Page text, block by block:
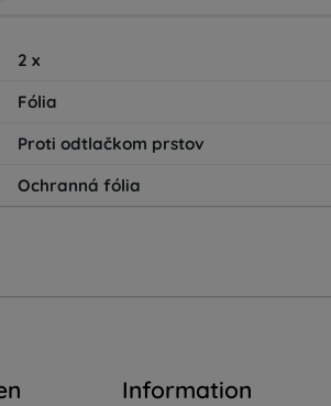
2 x
Fólia
Proti odtlačkom prstov
Ochranná fólia
Information